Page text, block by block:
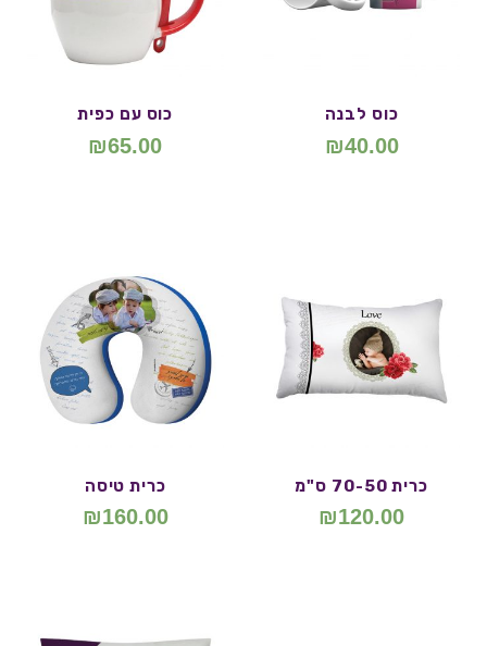
כוס לבנה
₪40.00
כוס עם כפית
₪65.00
כרית 70-50 ס"מ
₪120.00
כרית טיסה
₪160.00